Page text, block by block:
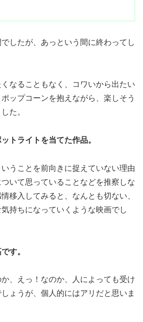
したが、あっという間に終わってし
なることもなく、コワいから出たい
ップコーンを抱えながら、楽しそう
た。
トライトを当てた作品。
うことを前向きに捉えていない理由
いて思っていることなどを推察しな
移入してみると、なんとも切ない、
持ちになっていくような映画でし
す。
、えっ！なのか、人によっても受け
ょうが、個人的にはアリだと思いま